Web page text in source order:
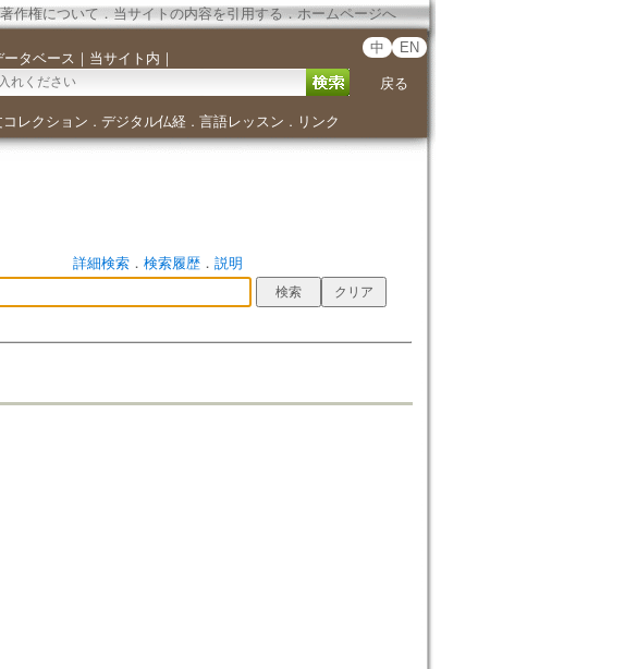
著作権について．当サイトの内容を引用する ． ホームページへ
タベース ｜ 当サイト内 ｜
中 EN
戻る
コレクション ． デジタル仏経． 言語レッスン ． リンク
詳細検索． 検索履歴． 説明